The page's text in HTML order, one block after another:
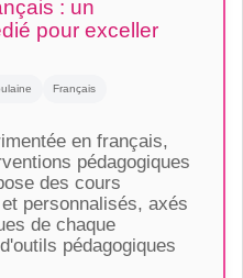
: un
pour exceller
Français
en français,
pédagogiques
des cours
personnalisés, axés
de chaque
pédagogiques